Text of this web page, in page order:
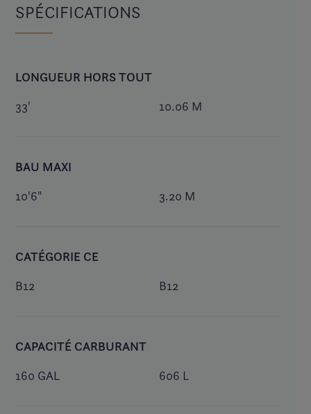
SPÉCIFICATIONS
LONGUEUR HORS TOUT
33' 10.06 M
BAU MAXI
10'6" 3.20 M
CATÉGORIE CE
B12 B12
CAPACITÉ CARBURANT
160 GAL 606 L